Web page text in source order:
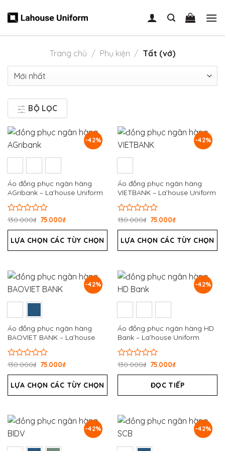
Trang chủ / Phụ kiện / Tất (vớ)
BỘ LỌC
-42%
Áo đồng phục ngân hàng
AGribank – La’house Uniform
Được
hạng
0
5
130.000₫ 75.000₫
LỰA CHỌN CÁC TÙY CHỌN
-42%
Áo đồng phục ngân hàng
VIETBANK – La’house Uniform
Được
hạng
0
5
130.000₫ 75.000₫
LỰA CHỌN CÁC TÙY CHỌN
-42%
Áo đồng phục ngân hàng
BAOVIET BANK – La’house
Uniform
Được
hạng
0
5
130.000₫ 75.000₫
LỰA CHỌN CÁC TÙY CHỌN
-42%
Áo đồng phục ngân hàng HD
Bank – La’house Uniform
Được
5
130.000₫ 75.000₫
ĐỌC TIẾP
-42% -42%